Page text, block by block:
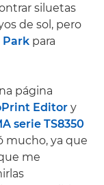
siluetas
de sol, pero
Park para
página
Editor y
serie TS8350
mucho, ya que
me